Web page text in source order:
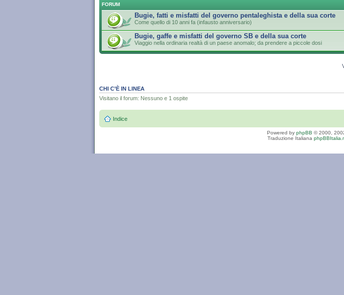
FORUM
Bugie, fatti e misfatti del governo pentaleghista e della sua corte
Come quello di 10 anni fa (infausto anniversario)
Bugie, gaffe e misfatti del governo SB e della sua corte
Viaggio nella ordinaria realtà di un paese anomalo; da prendere a piccole dosi
CHI C’È IN LINEA
Visitano il forum: Nessuno e 1 ospite
Indice
Powered by phpBB © 2000,
Traduzione Italiana